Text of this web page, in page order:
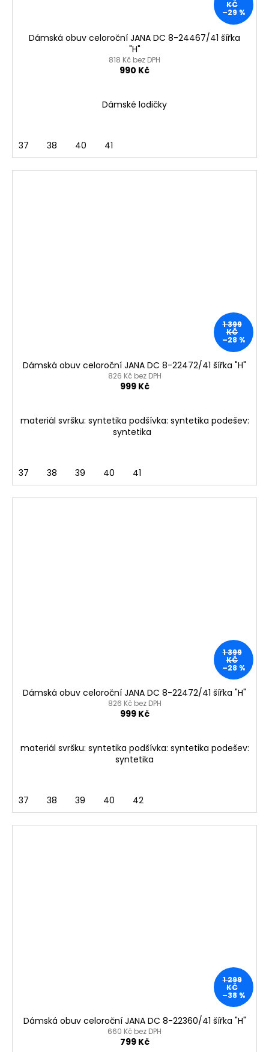
KČ
–29 %
Dámská obuv celoroční JANA DC 8-24467/41 šířka
"H"
818 Kč bez DPH
990 Kč
Dámské lodičky
37 38 40 41
1 399
KČ
–28 %
Dámská obuv celoroční JANA DC 8-22472/41 šířka "H"
826 Kč bez DPH
999 Kč
materiál svršku: syntetika podšívka: syntetika podešev:
syntetika
37 38 39 40 41
1 399
KČ
–28 %
Dámská obuv celoroční JANA DC 8-22472/41 šířka "H"
826 Kč bez DPH
999 Kč
materiál svršku: syntetika podšívka: syntetika podešev:
syntetika
37 38 39 40 42
1 299
KČ
–38 %
Dámská obuv celoroční JANA DC 8-22360/41 šířka "H"
660 Kč bez DPH
799 Kč